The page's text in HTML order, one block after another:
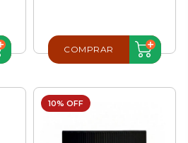
COMPRAR
10% OFF